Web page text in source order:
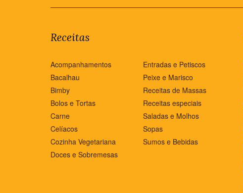
Receitas
Acompanhamentos
Bacalhau
Bimby
Bolos e Tortas
Carne
Celíacos
Cozinha Vegetariana
Doces e Sobremesas
Entradas e Petiscos
Peixe e Marisco
Receitas de Massas
Receitas especiais
Saladas e Molhos
Sopas
Sumos e Bebidas